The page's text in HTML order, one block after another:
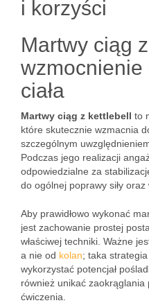
i korzyści
Martwy ciąg
wzmocnienie
ciała
Martwy ciąg z kettlebell to
które skutecznie wzmacnia
szczególnym
Podczas jego realizacji
odpowiedzialne za
do ogólnej poprawy siły oraz
Aby prawidłowo wykonać
jest zachowanie prostej
właściwej techniki. Ważne
a nie od kolan; taka
wykorzystać potencjał
również unikać zaokrąglania
ćwiczenia.